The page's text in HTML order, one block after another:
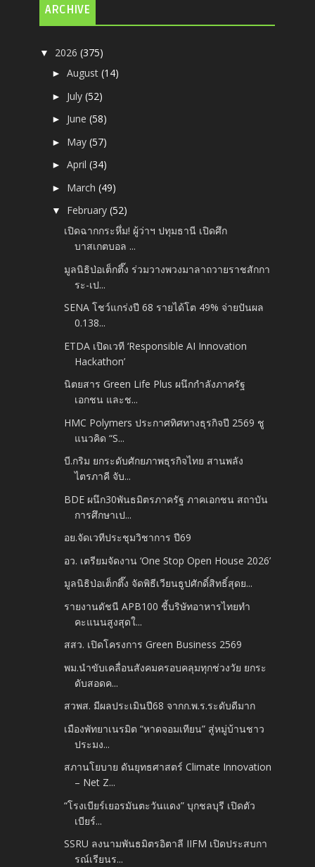
ARCHIVE
▼ 2026(375)
►August(14)
► July(52)
► June(58)
► May(57)
►April(34)
► March(49)
▼ February(52)
เปิดฉากกระหึ่ม! ผู้ว่าฯ ปทุมธานี เปิดศึก
บาสเกตบอล ...
มูลนิธิป่อเต็กตึ๊ง ร่วมวางพวงมาลาถวายราชสักกา
ระ-เป...
SENA โชว์แกร่งปี 68 รายได้โต 49% จ่ายปันผล
0.138...
ETDA เปิดเวที ‘Responsible AI Innovation
Hackathon’
นิตยสาร Green Life Plus ผนึกกำลังภาครัฐ
เอกชน และช...
HMC Polymers ประกาศทิศทางธุรกิจปี 2569 ชู
แนวคิด “S...
บี.กริม ยกระดับศักยภาพธุรกิจไทย สานพลัง
ไตรภาคี จับ...
BDE ผนึก30พันธมิตรภาครัฐ ภาคเอกชน สถาบัน
การศึกษาเป...
อย.จัดเวทีประชุมวิชาการ ปี69
อว. เตรียมจัดงาน ‘One Stop Open House 2026’
มูลนิธิป่อเต็กตึ๊ง จัดพิธีเวียนธูปศักดิ์สิทธิ์สุดย...
รายงานดัชนี APB100 ชี้บริษัทอาหารไทยทำ
คะแนนสูงสุดใ...
สสว. เปิดโครงการ Green Business 2569
พม.นำขับเคลื่อนสังคมครอบคลุมทุกช่วงวัย ยกระ
ดับสอดค...
สวพส. มีผลประเมินปี68 จากก.พ.ร.ระดับดีมาก
เมืองพัทยาเนรมิต “หาดจอมเทียน” สู่หมู่บ้านชาว
ประมง...
สภานโยบาย ดันยุทธศาสตร์ Climate Innovation
– Net Z...
“โรงเบียร์เยอรมันตะวันแดง” บุกชลบุรี เปิดตัว
เบียร์...
SSRU ลงนามพันธมิตรอิตาลี IIFM เปิดประสบกา
รณ์เรียนร...